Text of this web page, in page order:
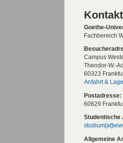
Kontakt
Goethe-
Fachbereich
Campus
Theodor-W.-
60323
Anfahrt &
Postadresse:
60629
Studentische
Allgemeine